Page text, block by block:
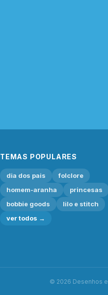
TEMAS POPULARES
dia dos pais
folclore
homem-aranha
princesas
bobbie goods
lilo e stitch
ver todos →
© 2026 Desenhos